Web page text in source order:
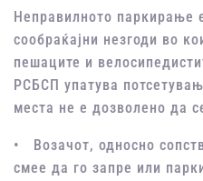
Неправилното паркирање
сообраќајни незгоди во
пешаците и
РСБСП упатува
места не е дозволено да
• Возачот, односно
смее да го запре или